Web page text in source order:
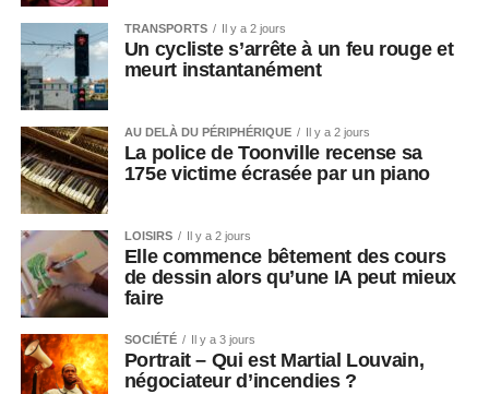
TRANSPORTS Il y a 2 jours
Un cycliste s’arrête à un feu rouge et
meurt instantanément
AU DELÀ DU PÉRIPHÉRIQUE Il y a 2 jours
La police de Toonville recense sa
175e victime écrasée par un piano
LOISIRS Il y a 2 jours
Elle commence bêtement des cours
de dessin alors qu’une IA peut mieux
faire
SOCIÉTÉ Il y a 3 jours
Portrait – Qui est Martial Louvain,
négociateur d’incendies ?